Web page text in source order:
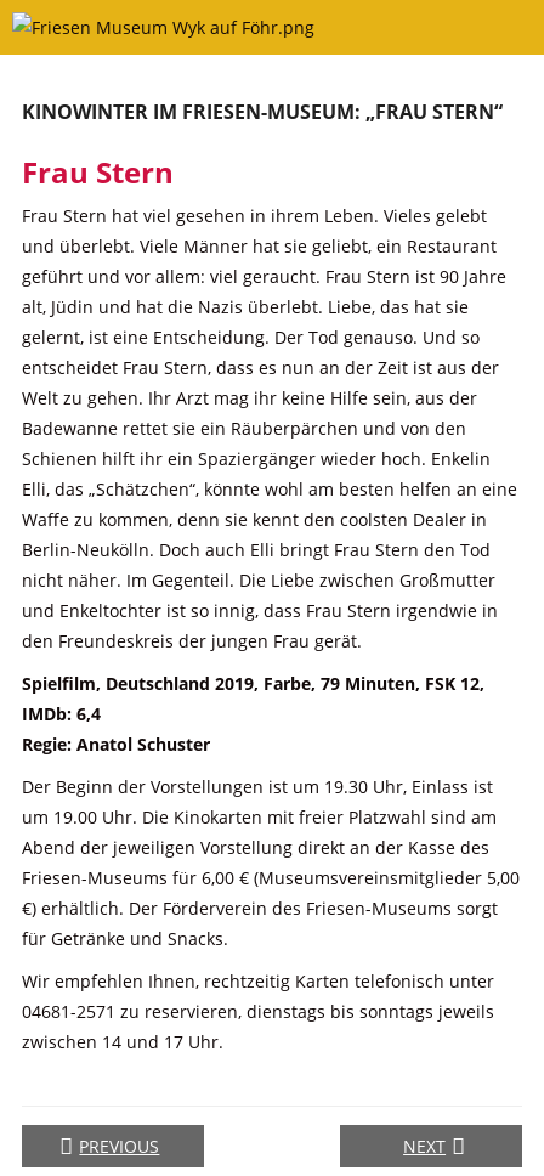
Skip
KINOWINTER IM FRIESEN-MUSEUM: „FRAU STERN“
Frau Stern
Frau Stern hat viel gesehen in ihrem Leben. Vieles gelebt
und überlebt. Viele Männer hat sie geliebt, ein Restaurant
geführt und vor allem: viel geraucht. Frau Stern ist 90 Jahre
alt, Jüdin und hat die Nazis überlebt. Liebe, das hat sie
gelernt, ist eine Entscheidung. Der Tod genauso. Und so
entscheidet Frau Stern, dass es nun an der Zeit ist aus der
Welt zu gehen. Ihr Arzt mag ihr keine Hilfe sein, aus der
Badewanne rettet sie ein Räuberpärchen und von den
Schienen hilft ihr ein Spaziergänger wieder hoch. Enkelin
Elli, das „Schätzchen“, könnte wohl am besten helfen an eine
Waffe zu kommen, denn sie kennt den coolsten Dealer in
Berlin-Neukölln. Doch auch Elli bringt Frau Stern den Tod
nicht näher. Im Gegenteil. Die Liebe zwischen Großmutter
und Enkeltochter ist so innig, dass Frau Stern irgendwie in
den Freundeskreis der jungen Frau gerät.
Spielfilm, Deutschland 2019, Farbe, 79 Minuten, FSK 12,
IMDb: 6,4
Regie: Anatol Schuster
Der Beginn der Vorstellungen ist um 19.30 Uhr, Einlass ist
um 19.00 Uhr. Die Kinokarten mit freier Platzwahl sind am
Abend der jeweiligen Vorstellung direkt an der Kasse des
Friesen-Museums für 6,00 € (Museumsvereinsmitglieder 5,00
€) erhältlich. Der Förderverein des Friesen-Museums sorgt
für Getränke und Snacks.
Wir empfehlen Ihnen, rechtzeitig Karten telefonisch unter
04681-2571 zu reservieren, dienstags bis sonntags jeweils
zwischen 14 und 17 Uhr.
PREVIOUS NEXT